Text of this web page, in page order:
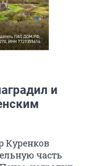
и
Куренков
часть